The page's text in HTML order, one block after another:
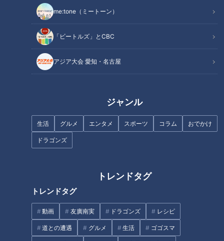
me:tone（ミートーン）
「ビートルズ」とCBC
アジア大会 愛知・名古屋
ジャンル
生活 グルメ エンタメ スポーツ コラム おでかけ
ドラゴンズ
トレンドタグ
トレンドタグ
動画 友廣南実 ドラゴンズ レシピ
道との遭遇 グルメ 生活 ゴゴスマ
接することのできない動物たちとふれあえる「距離0メートル
の未知体験」が行われる。
スタッフのサポートのもと「ピァーちゃん！」とハリスホーク
の名前を呼ぶあさこ。大きく羽ばたいて腕にすっと止まり、大
住所：〒517-8517 三重県鳥羽市鳥羽3-3-6